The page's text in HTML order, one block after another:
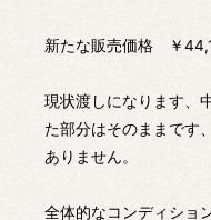
新たな販売価格 ￥
現状渡しになります、
た部分はそのままです
ありません。
全体的なコンディショ